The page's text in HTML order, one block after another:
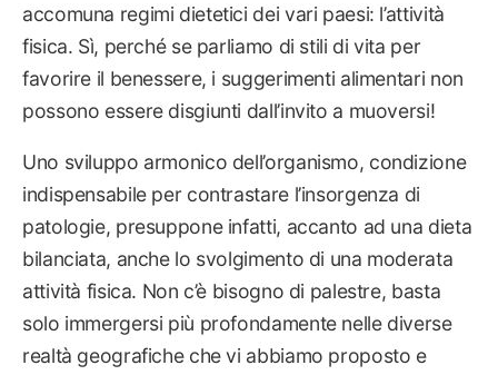
accomuna regimi dietetici dei vari paesi: l’attività
fisica. Sì, perché se parliamo di stili di vita per
favorire il benessere, i suggerimenti alimentari non
possono essere disgiunti dall’invito a muoversi!
Uno sviluppo armonico dell’organismo, condizione
indispensabile per contrastare l’insorgenza di
patologie, presuppone infatti, accanto ad una dieta
bilanciata, anche lo svolgimento di una moderata
attività fisica. Non c’è bisogno di palestre, basta
solo immergersi più profondamente nelle diverse
realtà geografiche che vi abbiamo proposto e